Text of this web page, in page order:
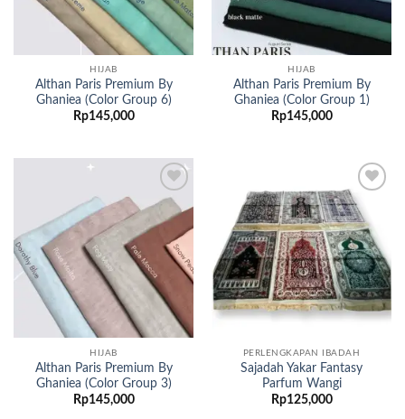
HIJAB
Althan Paris Premium By
Ghaniea (Color Group 6)
Rp145,000
HIJAB
Althan Paris Premium By
Ghaniea (Color Group 1)
Rp145,000
Add to
wishlist
HIJAB
Althan Paris Premium By
Ghaniea (Color Group 3)
Rp145,000
Add to
wishlist
PERLENGKAPAN IBADAH
Sajadah Yakar Fantasy
Parfum Wangi
Rp125,000